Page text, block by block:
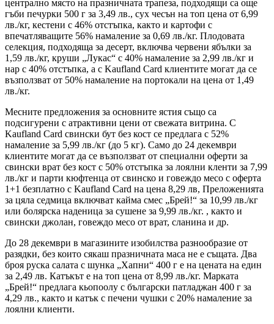
централно място на празничната трапеза, подходящи са още
гъби печурки 500 г за 3,49 лв., сух чесън на топ цена от 6,99
лв./кг, кестени с 46% отстъпка, както и картофи с
впечатляващите 56% намаление за 0,69 лв./кг. Плодовата
селекция, подходяща за десерт, включва червени ябълки за
1,59 лв./кг, круши „Лукас“ с 40% намаление за 2,99 лв./кг и
нар с 40% отстъпка, а с Kaufland Card клиентите могат да се
възползват от 50% намаление на портокали на цена от 1,49
лв./кг.
Месните предложения за основните ястия също са
подсигурени с атрактивни цени от свежата витрина. С
Kaufland Card свински бут без кост се предлага с 52%
намаление за 5,99 лв./кг (до 5 кг). Само до 24 декември
клиентите могат да се възползват от специални оферти за
свински врат без кост с 50% отстъпка за лоялни кленти за 7,99
лв./кг и парти кюфтенца от свинско и говеждо месо с оферта
1+1 безплатно с Kaufland Card на цена 8,29 лв, Преложенията
за цяла седмица включват кайма смес „Брей!“ за 10,99 лв./кг
или болярска наденица за сушене за 9,99 лв./кг. , както и
свински джолан, говеждо месо от врат, сланина и др.
До 28 декември в магазините изобилства разнообразие от
разядки, без които сякаш празничната маса не е същата. Два
броя руска салата с шунка „Хапни“ 400 г е на цената на един
за 2,49 лв. Катъкът е на топ цена от 8,99 лв./кг. Марката
„Брей!“ предлага кьопоолу с български патладжан 400 г за
4,29 лв., както и катък с печени чушки с 20% намаление за
лоялни клиенти.